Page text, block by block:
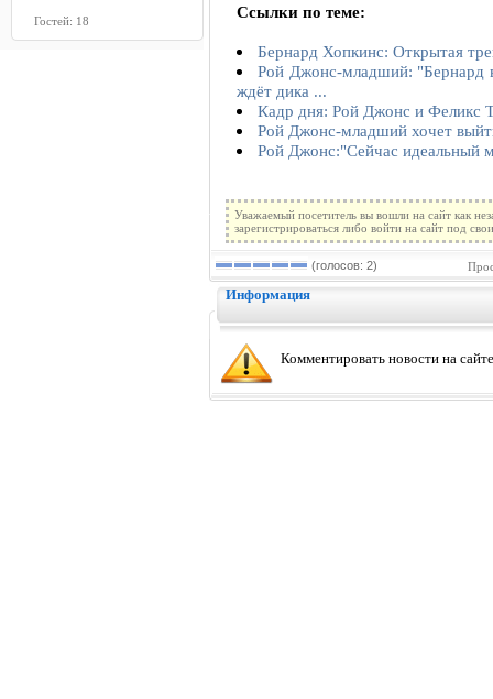
Гостей: 18
Ссылки по теме:
Бернард Хопкинс: Открытая
Рой Джонс-младший: "Бернард
ждёт дика ...
Кадр дня: Рой Джонс и Феликс
Рой Джонс-младший хочет
Рой Джонс:"Сейчас идеальный
Уважаемый посетитель вы вошли на сайт как
зарегистрироваться либо войти на сайт под
(голосов: 2)
Информация
Комментировать новости на